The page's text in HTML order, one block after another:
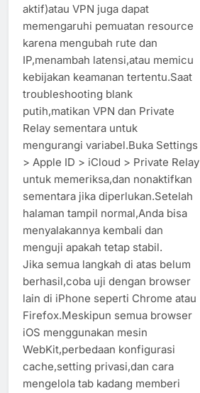
aktif)atau VPN juga dapat
memengaruhi pemuatan resource
karena mengubah rute dan
IP,menambah latensi,atau memicu
kebijakan keamanan tertentu.Saat
troubleshooting blank
putih,matikan VPN dan Private
Relay sementara untuk
mengurangi variabel.Buka Settings
> Apple ID > iCloud > Private Relay
untuk memeriksa,dan nonaktifkan
sementara jika diperlukan.Setelah
halaman tampil normal,Anda bisa
menyalakannya kembali dan
menguji apakah tetap stabil.
Jika semua langkah di atas belum
berhasil,coba uji dengan browser
lain di iPhone seperti Chrome atau
Firefox.Meskipun semua browser
iOS menggunakan mesin
WebKit,perbedaan konfigurasi
cache,setting privasi,dan cara
mengelola tab kadang memberi